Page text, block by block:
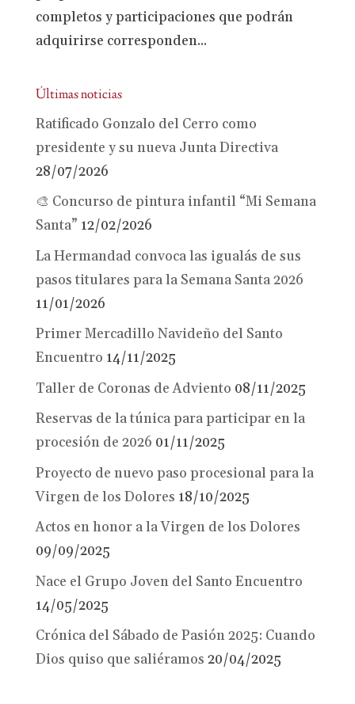
completos y participaciones que podrán
adquirirse corresponden...
Últimas noticias
Ratificado Gonzalo del Cerro como
presidente y su nueva Junta Directiva
28/07/2026
🎨 Concurso de pintura infantil “Mi Semana
Santa” 12/02/2026
La Hermandad convoca las igualás de sus
pasos titulares para la Semana Santa 2026
11/01/2026
Primer Mercadillo Navideño del Santo
Encuentro 14/11/2025
Taller de Coronas de Adviento 08/11/2025
Reservas de la túnica para participar en la
procesión de 2026 01/11/2025
Proyecto de nuevo paso procesional para la
Virgen de los Dolores 18/10/2025
Actos en honor a la Virgen de los Dolores
09/09/2025
Nace el Grupo Joven del Santo Encuentro
14/05/2025
Crónica del Sábado de Pasión 2025: Cuando
Dios quiso que saliéramos 20/04/2025